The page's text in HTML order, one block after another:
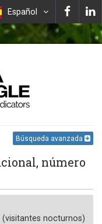
Español
Búsqueda avanzada
número
nocturnos)